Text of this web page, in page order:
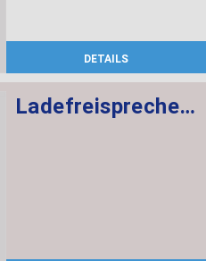
DETAILS
Ladefreisprechelektronik High BASIS SVS MULF2